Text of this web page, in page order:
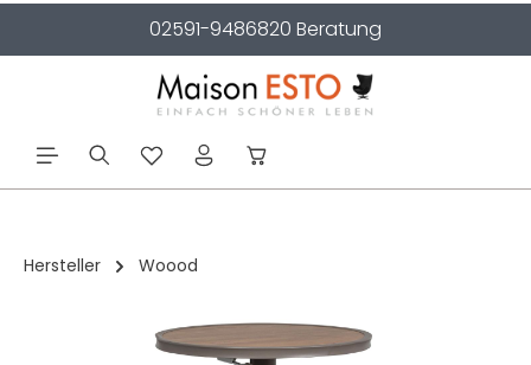
02591-9486820 Beratung
Hersteller Woood
Bildergalerie überspringen